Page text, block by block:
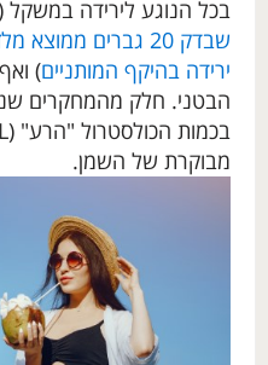
בכל הנוגע לירידה במשקל
שבדק 20 גברים
ירידה בהיקף המותניים)
הבטני. חלק מהמחקרים
מבוקרת של השמן.